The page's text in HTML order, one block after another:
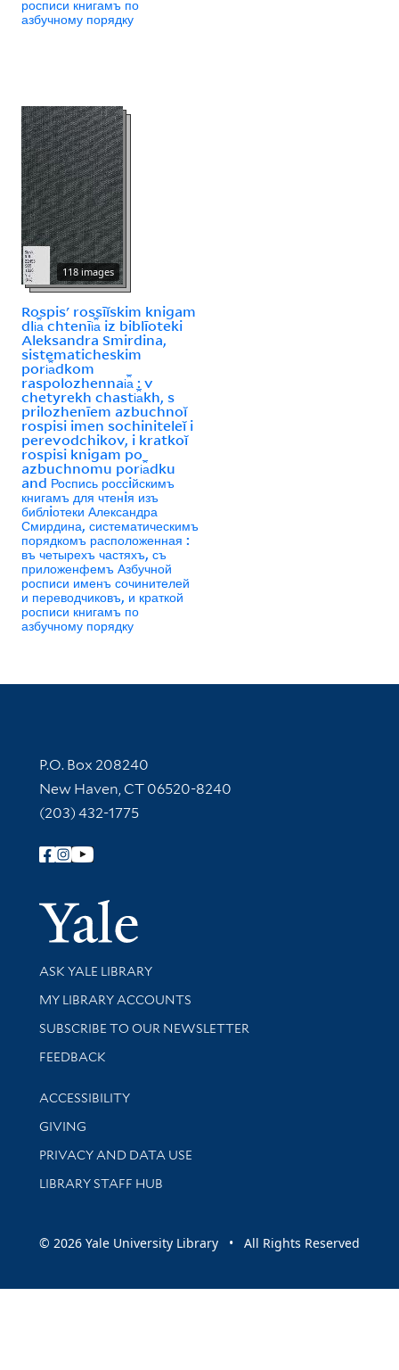
росписи книгамъ по
азбучному порядку
118 images
Rospisʹ rossīĭskim knigam
dli︠a︡ chtenīi︠a︡ iz biblīoteki
Aleksandra Smirdina,
sistematicheskim
pori︠a︡dkom
raspolozhennai︠a︡ : v
chetyrekh chasti︠a︡kh, s
prilozhenīem azbuchnoĭ
rospisi imen sochiniteleĭ i
perevodchikov, i kratkoĭ
rospisi knigam po
azbuchnomu pori︠a︡dku
and Роспись россiйскимъ
книгамъ для чтенiя изъ
библiотеки Александра
Смирдина, систематическимъ
порядкомъ расположенная :
въ четырехъ частяхъ, съ
приложенфемъ Азбучной
росписи именъ сочинителей
и переводчиковъ, и краткой
росписи книгамъ по
азбучному порядку
Contact Information
P.O. Box 208240
New Haven, CT 06520-8240
(203) 432-1775
Follow Yale Library
Yale
Library Services
ASK YALE LIBRARY
Get research help and support
MY LIBRARY ACCOUNTS
SUBSCRIBE TO OUR NEWSLETTER
Stay updated with library news and events
FEEDBACK
Library Information
ACCESSIBILITY
GIVING
PRIVACY AND DATA USE
LIBRARY STAFF HUB
© 2026 Yale University Library • All Rights Reserved